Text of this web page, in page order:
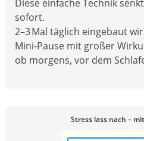
Diese einfache Technik
sofort.
2–3 Mal täglich eingebaut
Mini‑Pause mit großer
ob morgens, vor dem
Stress lass nach –